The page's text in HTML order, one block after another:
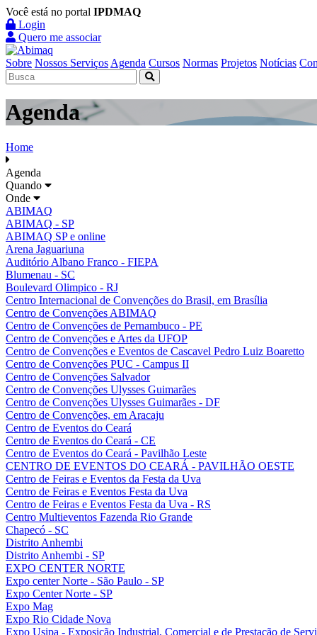
Você está no portal IPDMAQ
Login
Quero me associar
Sobre Nossos Serviços Agenda Cursos Normas Projetos Notícias
Agenda
Home
Agenda
Quando
Onde
ABIMAQ
ABIMAQ - SP
ABIMAQ SP e online
Arena Jaguariuna
Auditório Albano Franco - FIEPA
Blumenau - SC
Boulevard Olimpico - RJ
Centro Internacional de Convenções do Brasil, em Brasília
Centro de Convenções ABIMAQ
Centro de Convenções de Pernambuco - PE
Centro de Convenções e Artes da UFOP
Centro de Convenções e Eventos de Cascavel Pedro Luiz Boaretto
Centro de Convenções PUC - Campus II
Centro de Convenções Salvador
Centro de Convenções Ulysses Guimarães
Centro de Convenções Ulysses Guimarães - DF
Centro de Convenções, em Aracaju
Centro de Eventos do Ceará
Centro de Eventos do Ceará - CE
Centro de Eventos do Ceará - Pavilhão Leste
CENTRO DE EVENTOS DO CEARÁ - PAVILHÃO OESTE
Centro de Feiras e Eventos da Festa da Uva
Centro de Feiras e Eventos Festa da Uva
Centro de Feiras e Eventos Festa da Uva - RS
Centro Multieventos Fazenda Rio Grande
Chapecó - SC
Distrito Anhembi
Distrito Anhembi - SP
EXPO CENTER NORTE
Expo center Norte - São Paulo - SP
Expo Center Norte - SP
Expo Mag
Expo Rio Cidade Nova
Expo Usipa - Exposição Industrial, Comercial e de Prestação de